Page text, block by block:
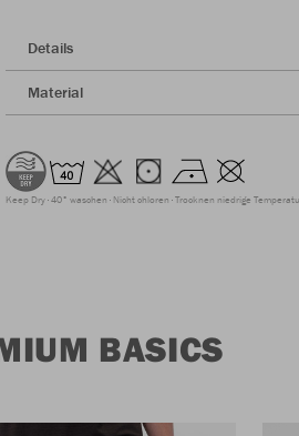
Details
Material
Keep Dry 40° waschen Nicht chloren Trocknen niedrige
BASICS